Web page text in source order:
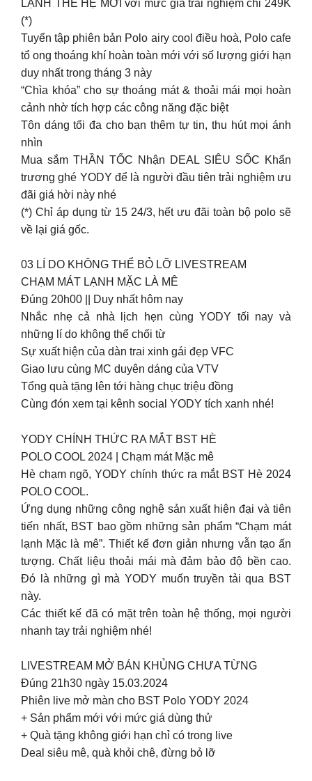
LẠNH THẾ HỆ MỚI với mức giá trải nghiệm chỉ 249K
(*)
Tuyển tập phiên bản Polo airy cool điều hoà, Polo cafe
tổ ong thoáng khí hoàn toàn mới với số lượng giới hạn
duy nhất trong tháng 3 này
“Chìa khóa” cho sự thoáng mát & thoải mái mọi hoàn
cảnh nhờ tích hợp các công năng đặc biệt
Tôn dáng tối đa cho bạn thêm tự tin, thu hút mọi ánh
nhìn
Mua sắm THẦN TỐC Nhận DEAL SIÊU SỐC Khẩn
trương ghé YODY để là người đầu tiên trải nghiệm ưu
đãi giá hời này nhé
(*) Chỉ áp dụng từ 15 24/3, hết ưu đãi toàn bộ polo sẽ
về lại giá gốc.
03 LÍ DO KHÔNG THỂ BỎ LỠ LIVESTREAM
CHẠM MÁT LẠNH MẶC LÀ MÊ
Đúng 20h00 || Duy nhất hôm nay
Nhắc nhẹ cả nhà lịch hẹn cùng YODY tối nay và
những lí do không thể chối từ
Sự xuất hiện của dàn trai xinh gái đẹp VFC
Giao lưu cùng MC duyên dáng của VTV
Tổng quà tặng lên tới hàng chục triệu đồng
Cùng đón xem tại kênh social YODY tích xanh nhé!
YODY CHÍNH THỨC RA MẮT BST HÈ
POLO COOL 2024 | Chạm mát Mặc mê
Hè chạm ngõ, YODY chính thức ra mắt BST Hè 2024
POLO COOL.
Ứng dụng những công nghệ sản xuất hiện đại và tiên
tiến nhất, BST bao gồm những sản phẩm “Chạm mát
lạnh Mặc là mê”. Thiết kế đơn giản nhưng vẫn tạo ấn
tượng. Chất liệu thoải mái mà đảm bảo độ bền cao.
Đó là những gì mà YODY muốn truyền tải qua BST
này.
Các thiết kế đã có mặt trên toàn hệ thống, mọi người
nhanh tay trải nghiệm nhé!
LIVESTREAM MỞ BÁN KHỦNG CHƯA TỪNG
Đúng 21h30 ngày 15.03.2024
Phiên live mở màn cho BST Polo YODY 2024
+ Sản phẩm mới với mức giá dùng thử
+ Quà tặng không giới hạn chỉ có trong live
Deal siêu mê, quà khỏi chê, đừng bỏ lỡ